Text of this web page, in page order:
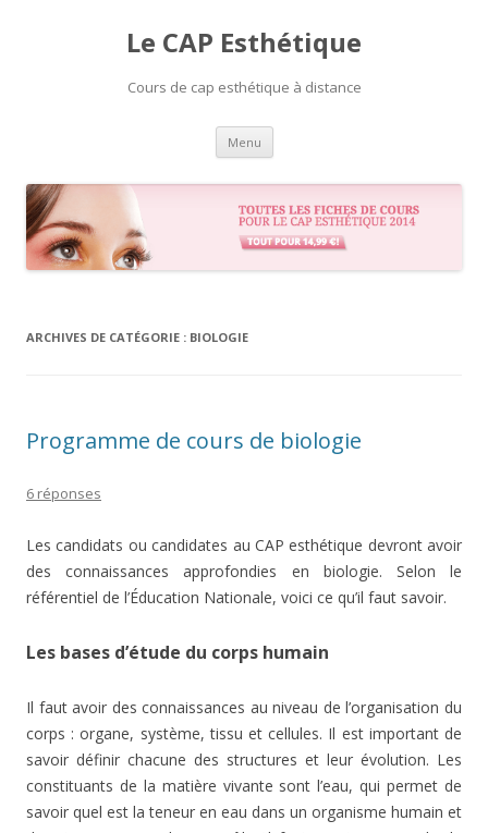
Le CAP Esthétique
Cours de cap esthétique à distance
Menu Aller
contenu
ARCHIVES DE CATÉGORIE : BIOLOGIE
Programme de cours de biologie
6 réponses
Les candidats ou candidates au CAP esthétique devront avoir
des connaissances approfondies en biologie. Selon le
référentiel de l’Éducation Nationale, voici ce qu’il faut savoir.
Les bases d’étude du corps humain
Il faut avoir des connaissances au niveau de l’organisation du
corps : organe, système, tissu et cellules. Il est important de
savoir définir chacune des structures et leur évolution. Les
constituants de la matière vivante sont l’eau, qui permet de
savoir quel est la teneur en eau dans un organisme humain et